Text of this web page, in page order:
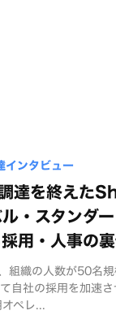
インタビュー
達を終えた
・スタンダ
用・人事の
組織の人数が50名
自社の採用を加速
ペレ...